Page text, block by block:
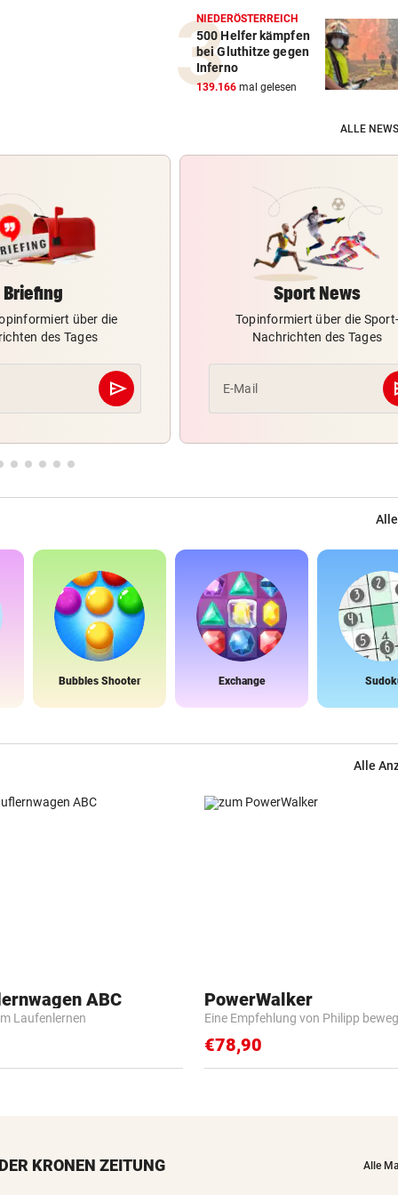
NIEDERÖSTERREICH
500 Helfer kämpfen
bei Gluthitze gegen
Inferno
139.166 mal gelesen
ALLE
Briefing
über die
des Tages
send
Abschicken
Sport News
Topinformiert über die Sport-
Nachrichten des Tages
E-Mail
Bubbles Shooter Exchange
Alle
ABC
Laufenlernen
PowerWalker
Eine Empfehlung von Philipp
€78,90
KRONEN ZEITUNG Alle